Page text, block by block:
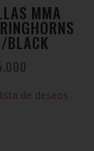
MMA
BLACK
de deseos